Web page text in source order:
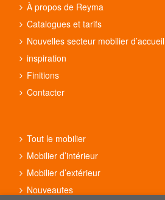
À propos de Reyma
Catalogues et tarifs
Nouvelles secteur mobilier d’accueil
inspiration
Finitions
Contacter
Tout le mobilier
Mobilier d’intérieur
Mobilier d’extérieur
Nouveautes